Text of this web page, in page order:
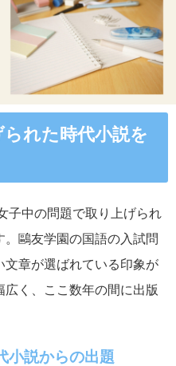
られた時代小説を
子中の問題で取り上げられ
鷗友学園の国語の入試問
文章が選ばれている印象が
く、ここ数年の間に出版
小説からの出題